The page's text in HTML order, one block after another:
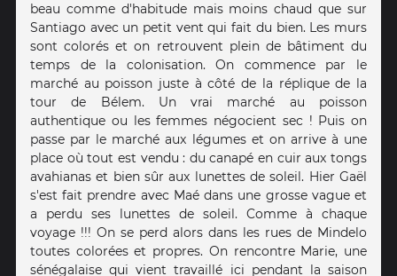
beau comme d'habitude mais moins chaud que sur
Santiago avec un petit vent qui fait du bien. Les murs
sont colorés et on retrouvent plein de bâtiment du
temps de la colonisation. On commence par le
marché au poisson juste à côté de la réplique de la
tour de Bélem. Un vrai marché au poisson
authentique ou les femmes négocient sec ! Puis on
passe par le marché aux légumes et on arrive à une
place où tout est vendu : du canapé en cuir aux tongs
avahianas et bien sûr aux lunettes de soleil. Hier Gaël
s'est fait prendre avec Maé dans une grosse vague et
a perdu ses lunettes de soleil. Comme à chaque
voyage !!! On se perd alors dans les rues de Mindelo
toutes colorées et propres. On rencontre Marie, une
sénégalaise qui vient travaillé ici pendant la saison